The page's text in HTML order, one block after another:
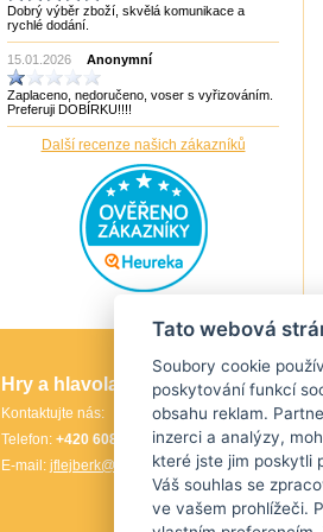
Puzzle Master Kanada
QiYi
RADEMIC
Recent Toys
Robetoy
Robetoy,Bartl
Rubiks
Rumunsko
ShengShou)
Sonic Games
Speedstack USA
VINCO Václav Obšívač
Dobrý výběr zboží, skvělá komunikace a
rychlé dodání.
15.01.2026 Anonymní
Zaplaceno, nedoručeno, voser s vyřizováním.
Preferuji DOBÍRKU!!!!
Další recenze našich zákazníků
Hry a hlavolamy
Kontaktujte nás:
Telefon: +420 608 702 146
E-mail: jflejberk@seznam.cz
Články
Kontakt
Tato webová
Soubory cookie
poskytování funkcí
obsahu reklam.
inzerci a analýzy,
které jste jim poskytli
Váš souhlas se
ve vašem prohlížeči.